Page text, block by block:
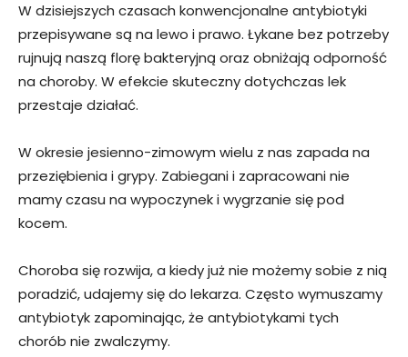
W dzisiejszych czasach konwencjonalne antybiotyki
przepisywane są na lewo i prawo. Łykane bez potrzeby
rujnują naszą florę bakteryjną oraz obniżają odporność
na choroby. W efekcie skuteczny dotychczas lek
przestaje działać.
W okresie jesienno-zimowym wielu z nas zapada na
przeziębienia i grypy. Zabiegani i zapracowani nie
mamy czasu na wypoczynek i wygrzanie się pod
kocem.
Choroba się rozwija, a kiedy już nie możemy sobie z nią
poradzić, udajemy się do lekarza. Często wymuszamy
antybiotyk zapominając, że antybiotykami tych
chorób nie zwalczymy.